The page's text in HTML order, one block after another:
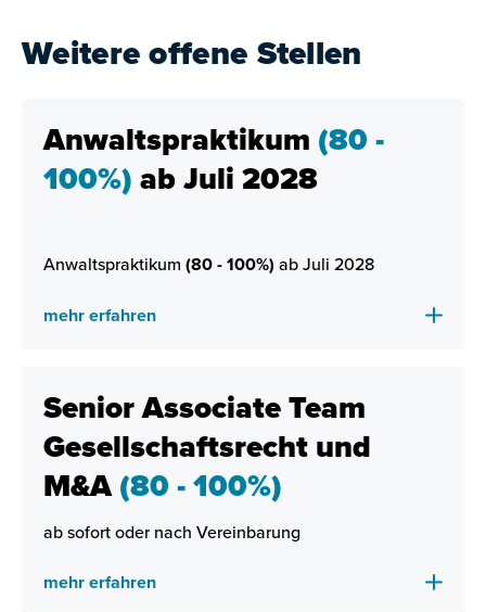
Weitere offene Stellen
Anwaltspraktikum (80 -
100%)ab Juli 2028
Anwaltspraktikum (80 - 100%) ab Juli 2028
mehr erfahren
Senior Associate Team
Gesellschaftsrecht und
M&A(80 - 100%)
ab sofort oder nach Vereinbarung
mehr erfahren